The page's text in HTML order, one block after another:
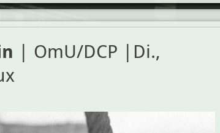
| OmU/DCP |Di.,